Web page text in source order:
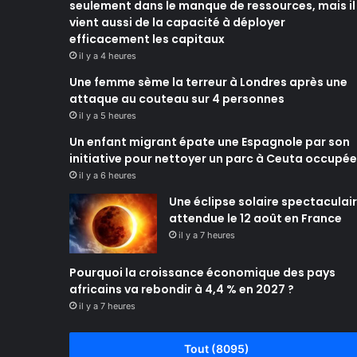
seulement dans le manque de ressources, mais il
vient aussi de la capacité à déployer
efficacement les capitaux
il y a 4 heures
Une femme sème la terreur à Londres après une
attaque au couteau sur 4 personnes
il y a 5 heures
Un enfant migrant épate une Espagnole par son
initiative pour nettoyer un parc à Ceuta occupée
il y a 6 heures
Une éclipse solaire
attendue le 12 août en France
il y a 7 heures
Pourquoi la croissance économique des pays
africains va rebondir à 4,4 % en 2027 ?
il y a 7 heures
Tout (8095)